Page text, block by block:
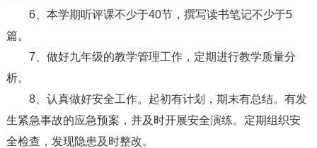
6、本学期听评课不少于40节，撰写读书笔记不少于5
篇。
7、做好九年级的教学管理工作，定期进行教学质量分
析。
8、认真做好安全工作。起初有计划，期末有总结。有发
生紧急事故的应急预案，并及时开展安全演练。定期组织安
全检查，发现隐患及时整改。